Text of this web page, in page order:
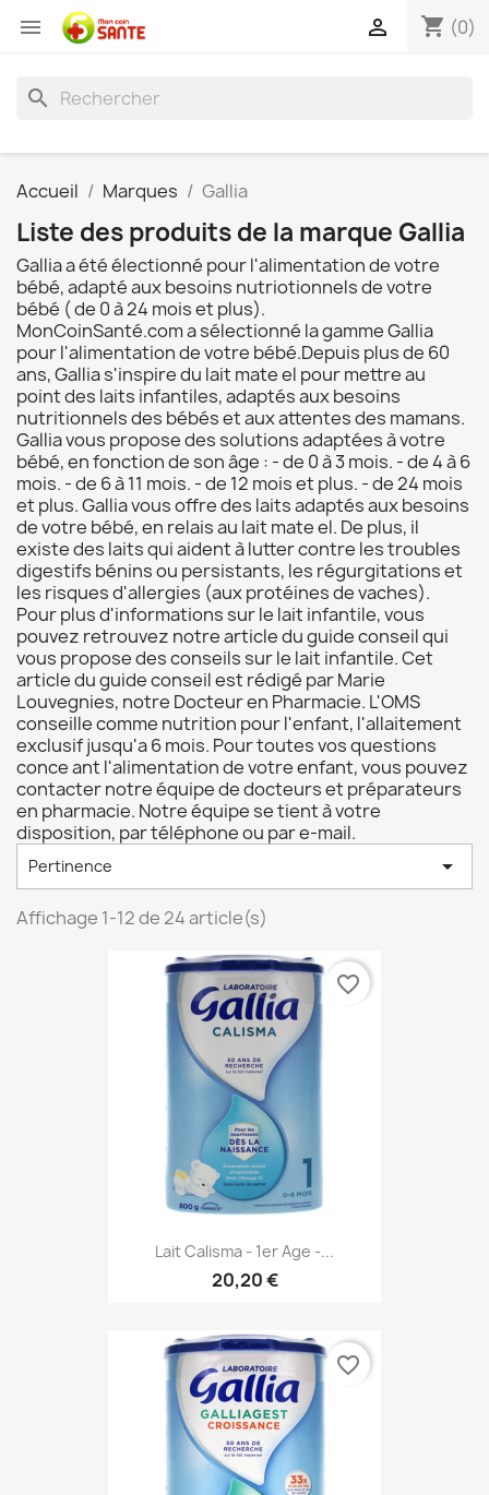
 shopping_cart (0)

search
Accueil Marques Gallia
Liste des produits de la marque Gallia
Gallia a été électionné pour l'alimentation de votre
bébé, adapté aux besoins nutriotionnels de votre
bébé ( de 0 à 24 mois et plus).
MonCoinSanté.com a sélectionné la gamme Gallia
pour l'alimentation de votre bébé.Depuis plus de 60
ans, Gallia s'inspire du lait mate el pour mettre au
point des laits infantiles, adaptés aux besoins
nutritionnels des bébés et aux attentes des mamans.
Gallia vous propose des solutions adaptées à votre
bébé, en fonction de son âge : - de 0 à 3 mois. - de 4 à 6
mois. - de 6 à 11 mois. - de 12 mois et plus. - de 24 mois
et plus. Gallia vous offre des laits adaptés aux besoins
de votre bébé, en relais au lait mate el. De plus, il
existe des laits qui aident à lutter contre les troubles
digestifs bénins ou persistants, les régurgitations et
les risques d'allergies (aux protéines de vaches).
Pour plus d'informations sur le lait infantile, vous
pouvez retrouvez notre article du guide conseil qui
vous propose des conseils sur le lait infantile. Cet
article du guide conseil est rédigé par Marie
Louvegnies, notre Docteur en Pharmacie. L'OMS
conseille comme nutrition pour l'enfant, l'allaitement
exclusif jusqu'a 6 mois. Pour toutes vos questions
conce ant l'alimentation de votre enfant, vous pouvez
contacter notre équipe de docteurs et préparateurs
en pharmacie. Notre équipe se tient à votre
disposition, par téléphone ou par e-mail.
Pertinence 
Affichage 1-12 de 24 article(s)
Lait Calisma - 1er Age -...
20,20 €
favorite_border
favorite_border